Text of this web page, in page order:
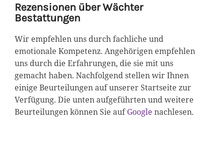
Rezensionen über Wächter
Bestattungen
Wir empfehlen uns durch fachliche und
emotionale Kompetenz. Angehörigen empfehlen
uns durch die Erfahrungen, die sie mit uns
gemacht haben. Nachfolgend stellen wir Ihnen
einige Beurteilungen auf unserer Startseite zur
Verfügung. Die unten aufgeführten und weitere
Beurteilungen können Sie aufGoogle nachlesen.